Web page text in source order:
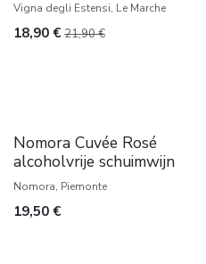
Vigna degli Estensi, Le Marche
18,90 € 21,90€
Nomora Cuvée Rosé
alcoholvrije schuimwijn
Nomora, Piemonte
19,50 €